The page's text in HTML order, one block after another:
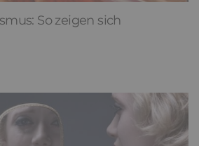
So zeigen sich